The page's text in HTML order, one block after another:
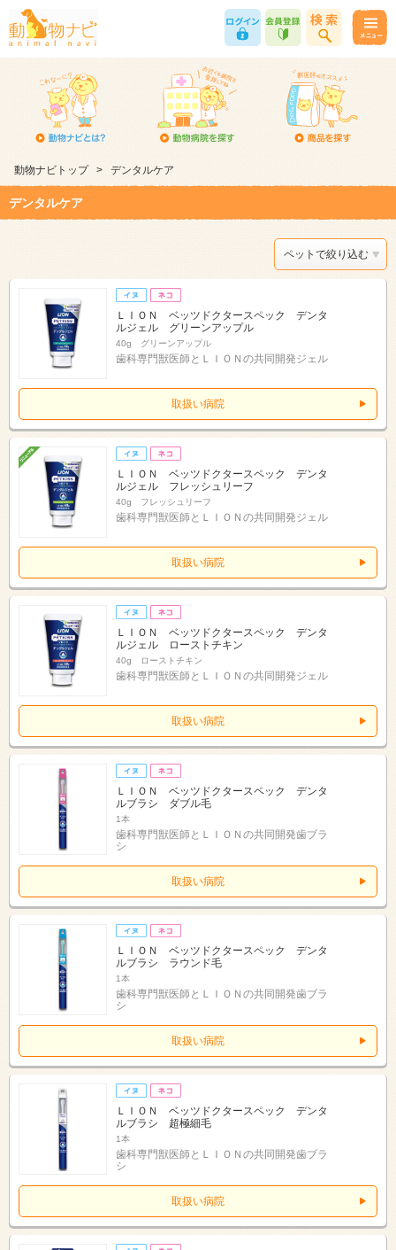
動物ナビトップ > デンタルケア
デンタルケア
ペットで絞り込む
ＬＩＯＮ ベッツドクタースペック デンタ
ルジェル グリーンアップル
40g グリーンアップル
歯科専門獣医師とＬＩＯＮの共同開発ジェル
取扱い病院
ＬＩＯＮ ベッツドクタースペック デンタ
ルジェル フレッシュリーフ
40g フレッシュリーフ
歯科専門獣医師とＬＩＯＮの共同開発ジェル
取扱い病院
ＬＩＯＮ ベッツドクタースペック デンタ
ルジェル ローストチキン
40g ローストチキン
歯科専門獣医師とＬＩＯＮの共同開発ジェル
取扱い病院
ＬＩＯＮ ベッツドクタースペック デンタ
ルブラシ ダブル毛
1本
歯科専門獣医師とＬＩＯＮの共同開発歯ブラ
シ
取扱い病院
ＬＩＯＮ ベッツドクタースペック デンタ
ルブラシ ラウンド毛
1本
歯科専門獣医師とＬＩＯＮの共同開発歯ブラ
シ
取扱い病院
ＬＩＯＮ ベッツドクタースペック デンタ
ルブラシ 超極細毛
1本
歯科専門獣医師とＬＩＯＮの共同開発歯ブラ
シ
取扱い病院